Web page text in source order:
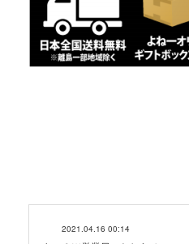
2021.04.16 00:14